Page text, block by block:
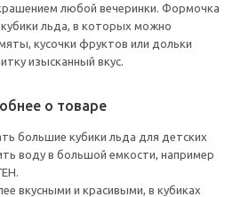
любой вечеринки. Формочка
льда, в которых можно
кусочки фруктов или дольки
изысканный вкус.
о товаре
большие кубики льда для детских
воду в большой емкости, например
вкусными и красивыми, в кубиках